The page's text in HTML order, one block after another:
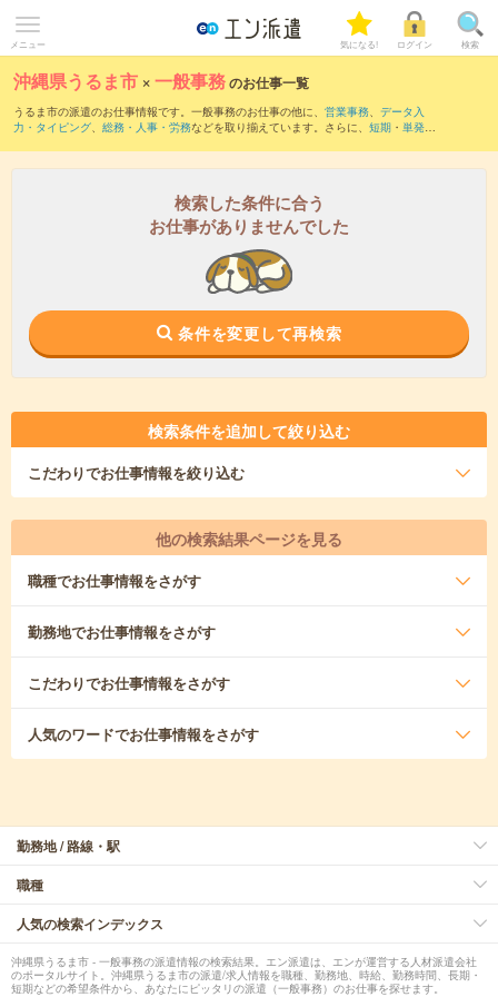
メニュー 気になる! ログイン 検索
沖縄県うるま市 ×一般事務のお仕事一覧
うるま市の派遣のお仕事情報です。一般事務のお仕事の他に、 営業事務、 データ入
力・タイピング、 総務・人事・労務などを取り揃えています。さらに、 短期 ・ 単発な
検索した条件に合う
お仕事がありませんでした
条件を変更して再検索
検索条件を追加して絞り込む
こだわりでお仕事情報を絞り込む
他の検索結果ページを見る
職種でお仕事情報をさがす
勤務地でお仕事情報をさがす
こだわりでお仕事情報をさがす
人気のワードでお仕事情報をさがす
勤務地 / 路線・駅
職種
人気の検索インデックス
沖縄県うるま市 - 一般事務の派遣情報の検索結果。エン派遣は、エンが運営する人材派遣会社
のポータルサイト。沖縄県うるま市の派遣/求人情報を職種、勤務地、時給、勤務時間、長期・
短期などの希望条件から、あなたにピッタリの派遣（一般事務）のお仕事を探せます。